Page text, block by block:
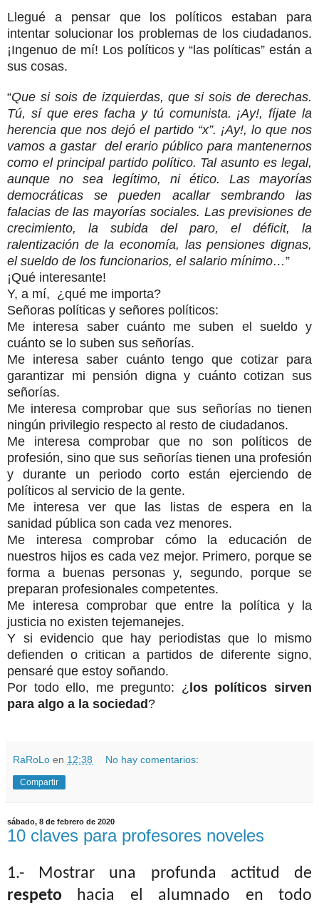
Llegué a pensar que los políticos estaban para
intentar solucionar los problemas de los ciudadanos.
¡Ingenuo de mí! Los políticos y “las políticas” están a
sus cosas.
“Que si sois de izquierdas, que si sois de derechas.
Tú, sí que eres facha y tú comunista. ¡Ay!, fíjate la
herencia que nos dejó el partido “x”. ¡Ay!, lo que nos
vamos a gastar del erario público para mantenernos
como el principal partido político. Tal asunto es legal,
aunque no sea legítimo, ni ético. Las mayorías
democráticas se pueden acallar sembrando las
falacias de las mayorías sociales. Las previsiones de
crecimiento, la subida del paro, el déficit, la
ralentización de la economía, las pensiones dignas,
el sueldo de los funcionarios, el salario mínimo…”
¡Qué interesante!
Y, a mí, ¿qué me importa?
Señoras políticas y señores políticos:
Me interesa saber cuánto me suben el sueldo y
cuánto se lo suben sus señorías.
Me interesa saber cuánto tengo que cotizar para
garantizar mi pensión digna y cuánto cotizan sus
señorías.
Me interesa comprobar que sus señorías no tienen
ningún privilegio respecto al resto de ciudadanos.
Me interesa comprobar que no son políticos de
profesión, sino que sus señorías tienen una profesión
y durante un periodo corto están ejerciendo de
políticos al servicio de la gente.
Me interesa ver que las listas de espera en la
sanidad pública son cada vez menores.
Me interesa comprobar cómo la educación de
nuestros hijos es cada vez mejor. Primero, porque se
forma a buenas personas y, segundo, porque se
preparan profesionales competentes.
Me interesa comprobar que entre la política y la
justicia no existen tejemanejes.
Y si evidencio que hay periodistas que lo mismo
defienden o critican a partidos de diferente signo,
pensaré que estoy soñando.
Por todo ello, me pregunto: ¿ los políticos sirven
para algo a la sociedad?
RaRoLo en 12:38 No hay comentarios:
Compartir
sábado, 8 de febrero de 2020
10 claves para profesores noveles
1.- Mostrar una profunda actitud de
respeto hacia el alumnado en todo